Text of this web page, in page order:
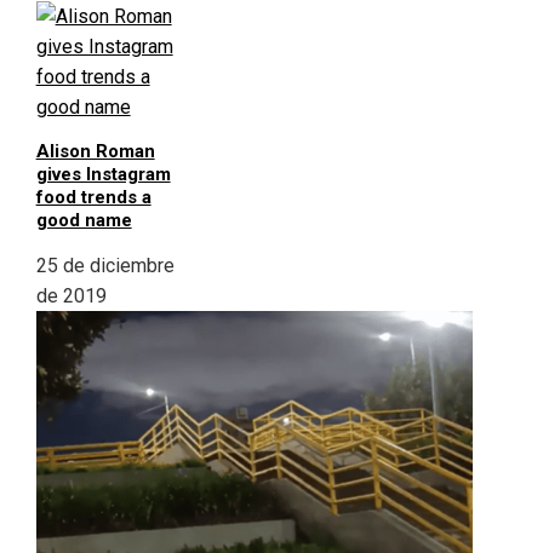
Alison Roman
gives Instagram
food trends a
good name
25 de diciembre
de 2019